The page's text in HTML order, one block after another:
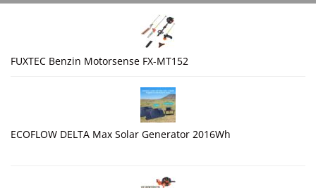
FUXTEC Benzin Motorsense FX-MT152
ECOFLOW DELTA Max Solar Generator 2016Wh